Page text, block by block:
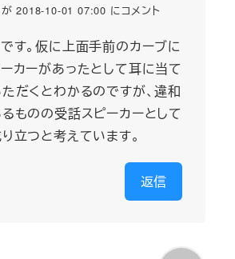
が 2018-10-01 07:00 にコメント
す。仮に上面手前のカーブに
カーがあったとして耳に当て
だくとわかるのですが、違和
ものの受話スピーカーとして
立つと考えています。
返信